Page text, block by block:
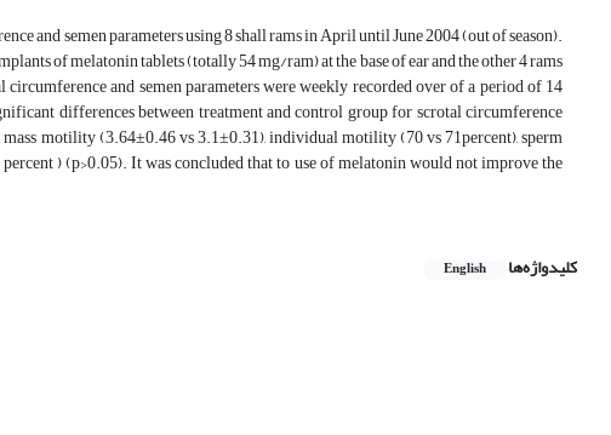
and semen parameters using 8 shall rams in April until June 2004 (out of season).
of melatonin tablets (totally 54 mg/ram) at the base of ear and the other 4 rams
and semen parameters were weekly recorded over of a period of 14
differences between treatment and control group for scrotal circumference
motility (3.64±0.46 vs 3.1±0.31), individual motility (70 vs 71percent), sperm
) (p>0.05). It was concluded that to use of melatonin would not improve the
کلیدواژه‌ها English